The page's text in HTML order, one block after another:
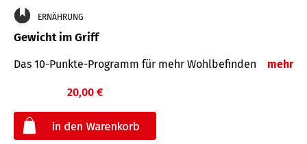
ERNÄHRUNG
Gewicht im Griff
Das 10-Punkte-Programm für mehr Wohlbefinden mehr
20,00 €